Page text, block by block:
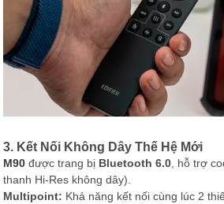
3. Kết Nối Không Dây Thế Hệ Mới
M90 được trang bị Bluetooth 6.0 , hỗ trợ
thanh Hi-Res không dây).
Multipoint: Khả năng kết nối cùng lúc 2